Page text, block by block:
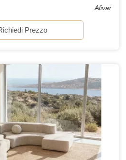
Alivar
Prezzo